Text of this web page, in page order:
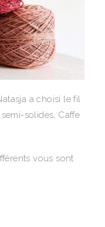
a choisi le fil
solides, Caffe
vous sont